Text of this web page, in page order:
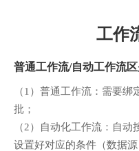
工作
普通工作流/自动工作流区
（1）普通工作流：需要
批；
（2）自动化工作流：自
设置好对应的条件（数据